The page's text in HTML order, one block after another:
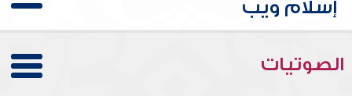
الصوتيات